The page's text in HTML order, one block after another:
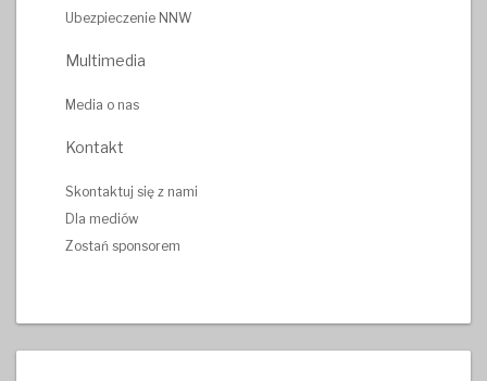
Ubezpieczenie NNW
Multimedia
Media o nas
Kontakt
Skontaktuj się z nami
Dla mediów
Zostań sponsorem